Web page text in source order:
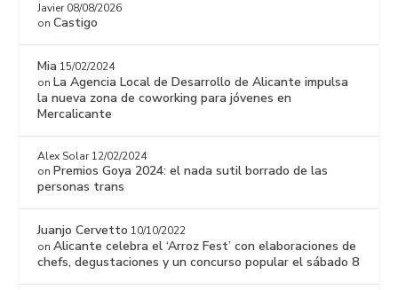
Javier 08/08/2026
onCastigo
Mia 15/02/2024
on La Agencia Local de Desarrollo de Alicante impulsa
la nueva zona de coworking para jóvenes en
Mercalicante
Alex Solar 12/02/2024
on Premios Goya 2024: el nada sutil borrado de las
personas trans
Juanjo Cervetto 10/10/2022
onAlicante celebra el ‘Arroz Fest’ con elaboraciones de
chefs, degustaciones y un concurso popular el sábado 8